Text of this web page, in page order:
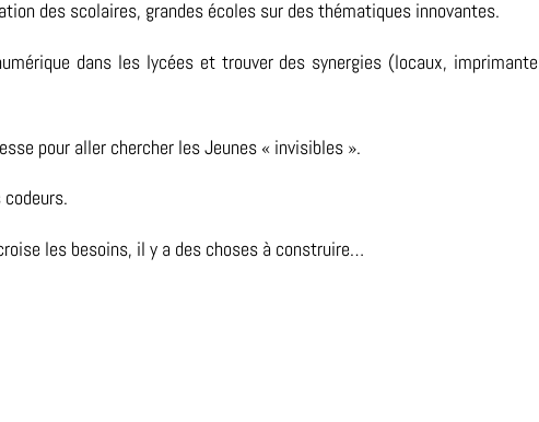
des scolaires, grandes écoles sur des thématiques innovantes.
dans les lycées et trouver des synergies (locaux, imprimante
pour aller chercher les Jeunes « invisibles ».
les besoins, il y a des choses à construire…